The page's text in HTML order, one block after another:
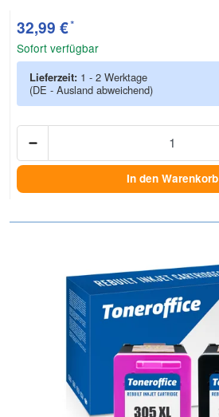
32,99 €*
Sofort verfügbar
Lieferzeit: 1 - 2 Werktage
(DE - Ausland abweichend)
In den Warenkorb